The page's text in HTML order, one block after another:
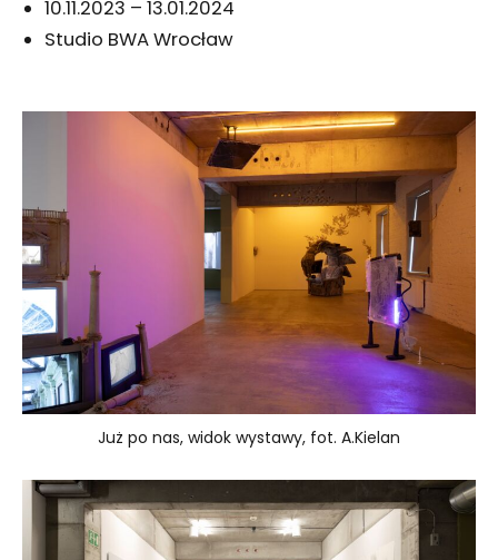
10.11.2023 – 13.01.2024
Studio BWA Wrocław
Już po nas, widok wystawy, fot. A.Kielan